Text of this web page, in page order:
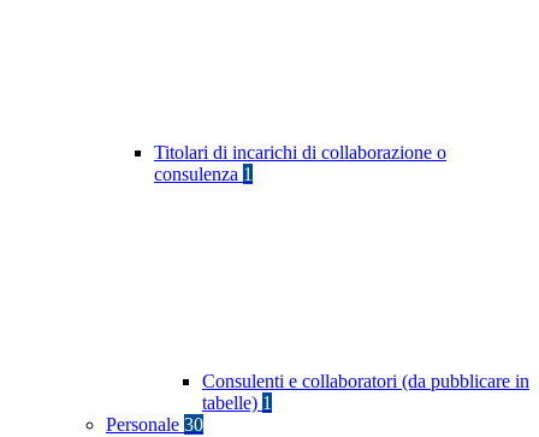
Titolari di incarichi di collaborazione o
consulenza 1
Consulenti e collaboratori (da pubblicare in
tabelle) 1
Personale 30